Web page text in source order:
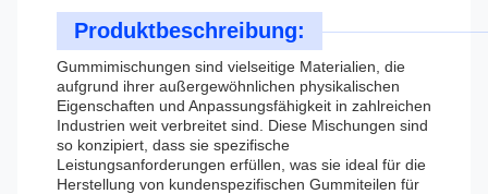
Produktbeschreibung:
Gummimischungen sind vielseitige Materialien, die
aufgrund ihrer außergewöhnlichen physikalischen
Eigenschaften und Anpassungsfähigkeit in zahlreichen
Industrien weit verbreitet sind. Diese Mischungen sind
so konzipiert, dass sie spezifische
Leistungsanforderungen erfüllen, was sie ideal für die
Herstellung von kundenspezifischen Gummiteilen für